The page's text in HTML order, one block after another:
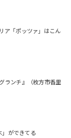
ア「ポッツァ」はこん
ランチ』（枚方市香里
」ができてる